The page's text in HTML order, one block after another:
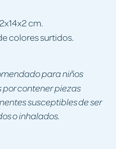
cm.
colores surtidos.
para niños
por contener piezas
susceptibles de ser
o inhalados.